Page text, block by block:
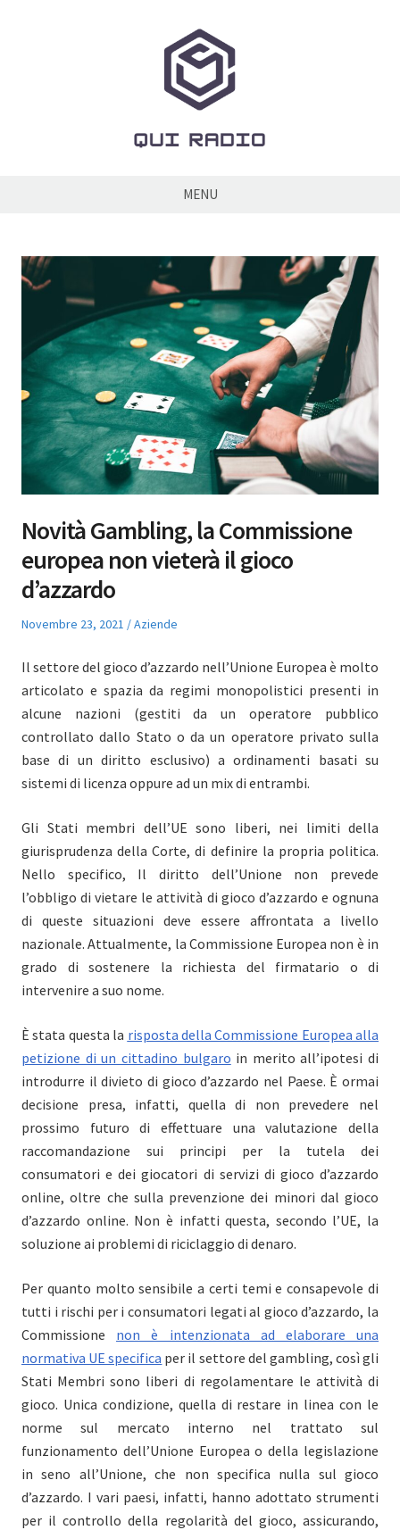
MENU
Novità Gambling, la Commissione
europea non vieterà il gioco
d’azzardo
Posted
Novembre 23, 2021
Posted
Aziende
Il settore del gioco d’azzardo nell’Unione Europea è molto
articolato e spazia da regimi monopolistici presenti in
alcune nazioni (gestiti da un operatore pubblico
controllato dallo Stato o da un operatore privato sulla
base di un diritto esclusivo) a ordinamenti basati su
sistemi di licenza oppure ad un mix di entrambi.
Gli Stati membri dell’UE sono liberi, nei limiti della
giurisprudenza della Corte, di definire la propria politica.
Nello specifico, Il diritto dell’Unione non prevede
l’obbligo di vietare le attività di gioco d’azzardo e ognuna
di queste situazioni deve essere affrontata a livello
nazionale. Attualmente, la Commissione Europea non è in
grado di sostenere la richiesta del firmatario o di
intervenire a suo nome.
È stata questa la risposta della Commissione Europea alla
petizione di un cittadino bulgaro in merito all’ipotesi di
introdurre il divieto di gioco d’azzardo nel Paese. È ormai
decisione presa, infatti, quella di non prevedere nel
prossimo futuro di effettuare una valutazione della
raccomandazione sui principi per la tutela dei
consumatori e dei giocatori di servizi di gioco d’azzardo
online, oltre che sulla prevenzione dei minori dal gioco
d’azzardo online. Non è infatti questa, secondo l’UE, la
soluzione ai problemi di riciclaggio di denaro.
Per quanto molto sensibile a certi temi e consapevole di
tutti i rischi per i consumatori legati al gioco d’azzardo, la
Commissione non è intenzionata ad elaborare una
normativa UE specifica per il settore del gambling, così gli
Stati Membri sono liberi di regolamentare le attività di
gioco. Unica condizione, quella di restare in linea con le
norme sul mercato interno nel trattato sul
funzionamento dell’Unione Europea o della legislazione
in seno all’Unione, che non specifica nulla sul gioco
d’azzardo. I vari paesi, infatti, hanno adottato strumenti
per il controllo della regolarità del gioco, assicurando,